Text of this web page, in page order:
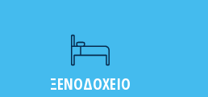
ΞΕΝΟΔΟΧΕΙΟ